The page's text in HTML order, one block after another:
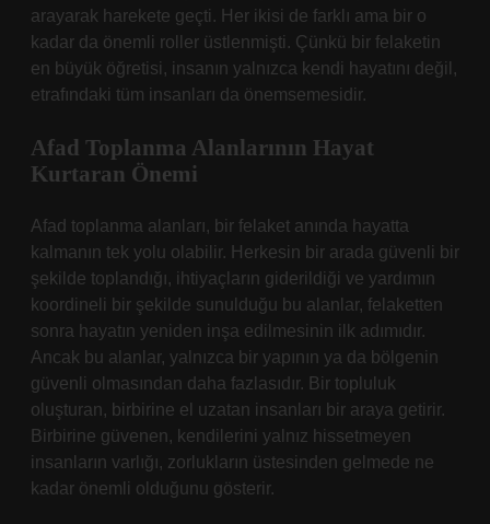
arayarak harekete geçti. Her ikisi de farklı ama bir o
kadar da önemli roller üstlenmişti. Çünkü bir felaketin
en büyük öğretisi, insanın yalnızca kendi hayatını değil,
etrafındaki tüm insanları da önemsemesidir.
Afad Toplanma Alanlarının Hayat
Kurtaran Önemi
Afad toplanma alanları, bir felaket anında hayatta
kalmanın tek yolu olabilir. Herkesin bir arada güvenli bir
şekilde toplandığı, ihtiyaçların giderildiği ve yardımın
koordineli bir şekilde sunulduğu bu alanlar, felaketten
sonra hayatın yeniden inşa edilmesinin ilk adımıdır.
Ancak bu alanlar, yalnızca bir yapının ya da bölgenin
güvenli olmasından daha fazlasıdır. Bir topluluk
oluşturan, birbirine el uzatan insanları bir araya getirir.
Birbirine güvenen, kendilerini yalnız hissetmeyen
insanların varlığı, zorlukların üstesinden gelmede ne
kadar önemli olduğunu gösterir.